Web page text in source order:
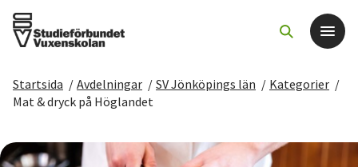
Det här gör vi
För dig som
Startsida / Avdelningar / SV Jönköpings län / Kategorier /
Mat & dryck på Höglandet